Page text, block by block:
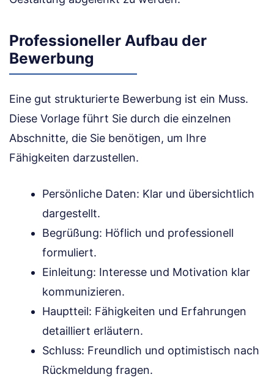
Professioneller Aufbau der
Bewerbung
Eine gut strukturierte Bewerbung ist ein Muss.
Diese Vorlage führt Sie durch die einzelnen
Abschnitte, die Sie benötigen, um Ihre
Fähigkeiten darzustellen.
Persönliche Daten: Klar und übersichtlich
dargestellt.
Begrüßung: Höflich und professionell
formuliert.
Einleitung: Interesse und Motivation klar
kommunizieren.
Hauptteil: Fähigkeiten und Erfahrungen
detailliert erläutern.
Schluss: Freundlich und optimistisch nach
Rückmeldung fragen.